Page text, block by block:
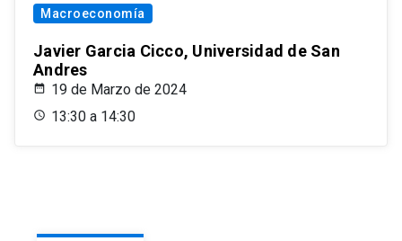
Macroeconomía
Javier Garcia Cicco, Universidad de San
Andres
19 de Marzo de 2024
13:30 a 14:30